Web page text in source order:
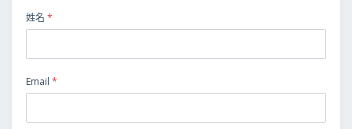
姓名 *
Email *